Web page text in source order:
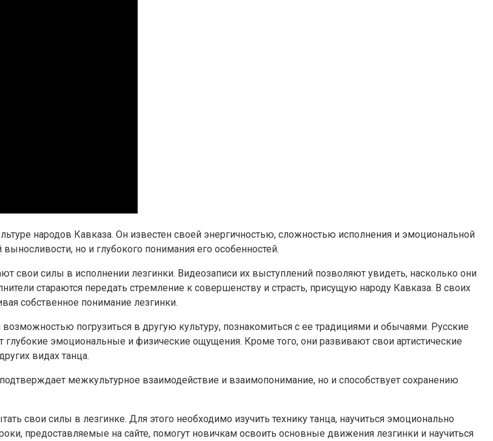
народов Кавказа. Он известен своей энергичностью, сложностью исполнения и эмоциональной
но и глубокого понимания его особенностей.
свои силы в исполнении лезгинки. Видеозаписи их выступлений позволяют увидеть, насколько они
стараются передать стремление к совершенству и страсть, присущую народу Кавказа. В своих
собственное понимание лезгинки.
погрузиться в другую культуру, познакомиться с ее традициями и обычаями. Русские
эмоциональные и физические ощущения. Кроме того, они развивают свои артистические
видах танца.
межкультурное взаимодействие и взаимопонимание, но и способствует сохранению
свои силы в лезгинке. Для этого необходимо изучить технику танца, научиться эмоционально
предоставляемые на сайте, помогут новичкам освоить основные движения лезгинки и научиться